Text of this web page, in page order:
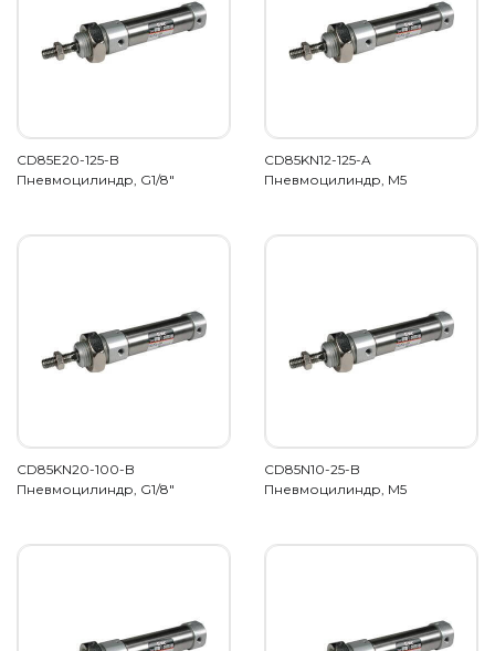
CD85E20-125-B
Пневмоцилиндр, G1/8"
CD85KN12-125-A
Пневмоцилиндр, M5
CD85KN20-100-B
Пневмоцилиндр, G1/8"
CD85N10-25-B
Пневмоцилиндр, М5